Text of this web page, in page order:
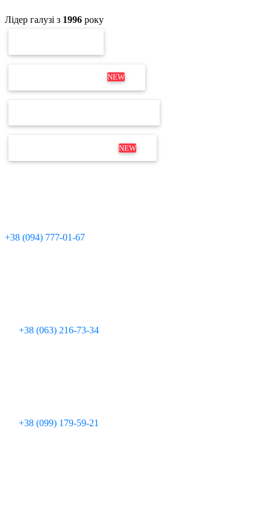
Лідер галузі з 1996 року
ОНОВЛЕННЯ MEDOCNEW
ДИСТРИБУТИВ М.Е.DOCNEW
+38 (094) 777-01-67
+38 (063) 216-73-34
+38 (099) 179-59-21